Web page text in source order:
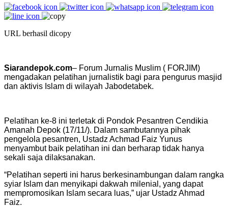
URL berhasil dicopy
Siarandepok.com– Forum Jurnalis Muslim ( FORJIM)
mengadakan pelatihan jurnalistik bagi para pengurus masjid
dan aktivis Islam di wilayah Jabodetabek.
Pelatihan ke-8 ini terletak di Pondok Pesantren Cendikia
Amanah Depok (17/11/). Dalam sambutannya pihak
pengelola pesantren, Ustadz Achmad Faiz Yunus
menyambut baik pelatihan ini dan berharap tidak hanya
sekali saja dilaksanakan.
“Pelatihan seperti ini harus berkesinambungan dalam rangka
syiar Islam dan menyikapi dakwah milenial, yang dapat
mempromosikan Islam secara luas,” ujar Ustadz Ahmad
Faiz.